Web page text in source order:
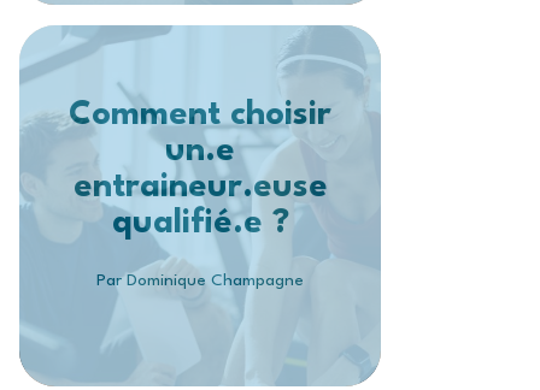
Comment choisir
un.e
entraineur.euse
qualifié.e ?
Par Dominique Champagne